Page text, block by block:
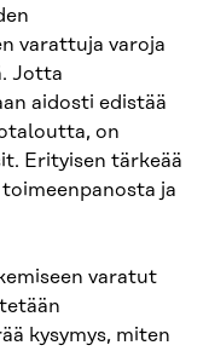
varattuja varoja
Jotta
aidosti edistää
on
Erityisen tärkeää
ja
varatut
kysymys, miten